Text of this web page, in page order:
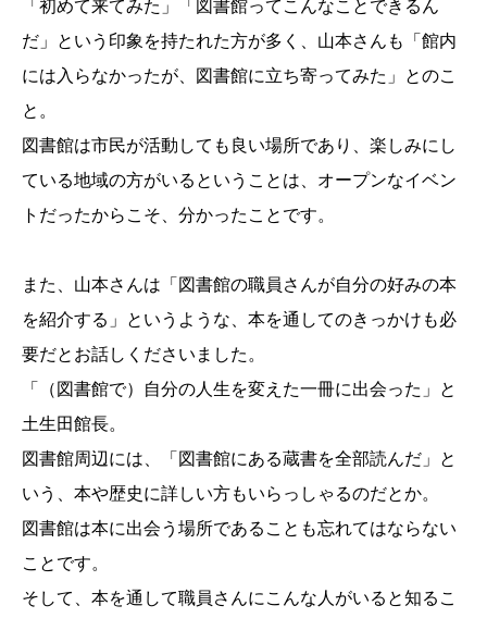
「初めて来てみた」「図書館ってこんなことできるん
だ」という印象を持たれた方が多く、山本さんも「館内
には入らなかったが、図書館に立ち寄ってみた」とのこ
と。
図書館は市民が活動しても良い場所であり、楽しみにし
ている地域の方がいるということは、オープンなイベン
トだったからこそ、分かったことです。
また、山本さんは「図書館の職員さんが自分の好みの本
を紹介する」というような、本を通してのきっかけも必
要だとお話しくださいました。
「（図書館で）自分の人生を変えた一冊に出会った」と
土生田館長。
図書館周辺には、「図書館にある蔵書を全部読んだ」と
いう、本や歴史に詳しい方もいらっしゃるのだとか。
図書館は本に出会う場所であることも忘れてはならない
ことです。
そして、本を通して職員さんにこんな人がいると知るこ